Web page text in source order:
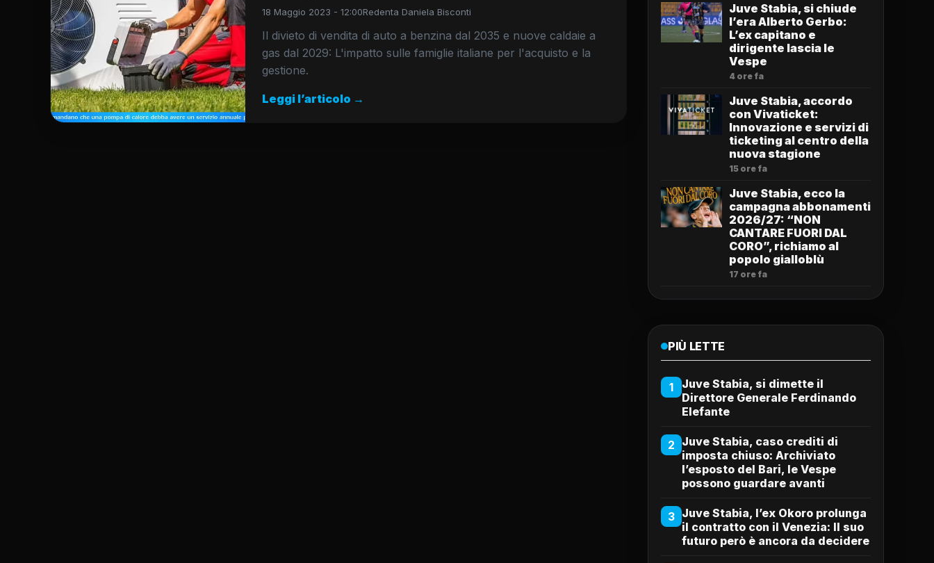
18 Maggio 2023 - 12:00Redenta Daniela Bisconti
Il divieto di vendita di auto a benzina dal 2035 e nuove caldaie a
gas dal 2029: L'impatto sulle famiglie italiane per l'acquisto e la
gestione.
Leggi l’articolo →
Juve Stabia, si chiude
l’era Alberto Gerbo:
L’ex capitano e
dirigente lascia le
Vespe
4 ore fa
Juve Stabia, accordo
con Vivaticket:
Innovazione e servizi di
ticketing al centro della
nuova stagione
15 ore fa
Juve Stabia, ecco la
campagna abbonamenti
2026/27: “NON
CANTARE FUORI DAL
CORO”, richiamo al
popolo gialloblù
17 ore fa
PIÙ LETTE
1
Juve Stabia, si dimette il
Direttore Generale Ferdinando
Elefante
2 Juve Stabia, caso crediti di
imposta chiuso: Archiviato
l’esposto del Bari, le Vespe
possono guardare avanti
3 Juve Stabia, l’ex Okoro prolunga
il contratto con il Venezia: Il suo
futuro però è ancora da decidere